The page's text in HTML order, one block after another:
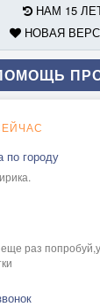
НАМ 15
НОВАЯ
по городу
раз